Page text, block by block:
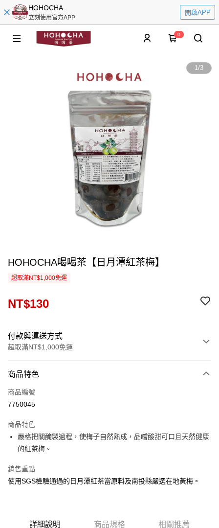
HOHOCHA
立刻使用官方APP
開啟APP
0
1/3
HOHOCHA喝喝茶【日月潭紅茶梅】
超取滿NT$1,000免運
NT$130
付款與運送方式
超取滿NT$1,000免運
信用卡一次付款
超商取貨付款
Apple Pay
Google Pay
ATM付款
每筆NT$70，滿NT$1,000(含以上)免運費
商品特色
商品編號
7750045
商品特色
嚴格把關醃製過程，使梅子自然熟成，品嚐酸甜可口且天然健康
的紅茶梅。
銷售重點
使用SGS檢驗通過的日月潭紅茶當原料及南投縣嚴選在地黃梅。
詳細說明 商品規格 相關推薦